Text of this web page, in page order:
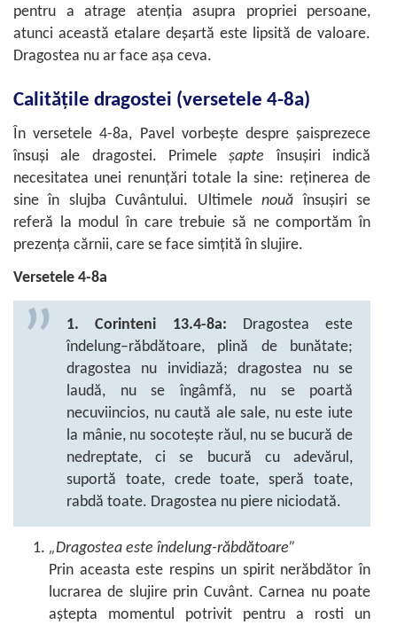
pentru a atrage atenția asupra propriei persoane,
atunci această etalare deșartă este lipsită de valoare.
Dragostea nu ar face așa ceva.
Calitățile dragostei (versetele 4-8a)
În versetele 4-8a, Pavel vorbește despre șaisprezece
însuși ale dragostei. Primeleșapte însușiri indică
necesitatea unei renunțări totale la sine: reținerea de
sine în slujba Cuvântului. Ultimelenouă însușiri se
referă la modul în care trebuie să ne comportăm în
prezența cărnii, care se face simțită în slujire.
Versetele 4-8a
1. Corinteni 13.4-8a: Dragostea este
îndelung–răbdătoare, plină de bunătate;
dragostea nu invidiază; dragostea nu se
laudă, nu se îngâmfă, nu se poartă
necuviincios, nu caută ale sale, nu este iute
la mânie, nu socotește răul, nu se bucură de
nedreptate, ci se bucură cu adevărul,
suportă toate, crede toate, speră toate,
rabdă toate. Dragostea nu piere niciodată.
„Dragostea este îndelung-răbdătoare”
Prin aceasta este respins un spirit nerăbdător în
lucrarea de slujire prin Cuvânt. Carnea nu poate
aștepta momentul potrivit pentru a rosti un